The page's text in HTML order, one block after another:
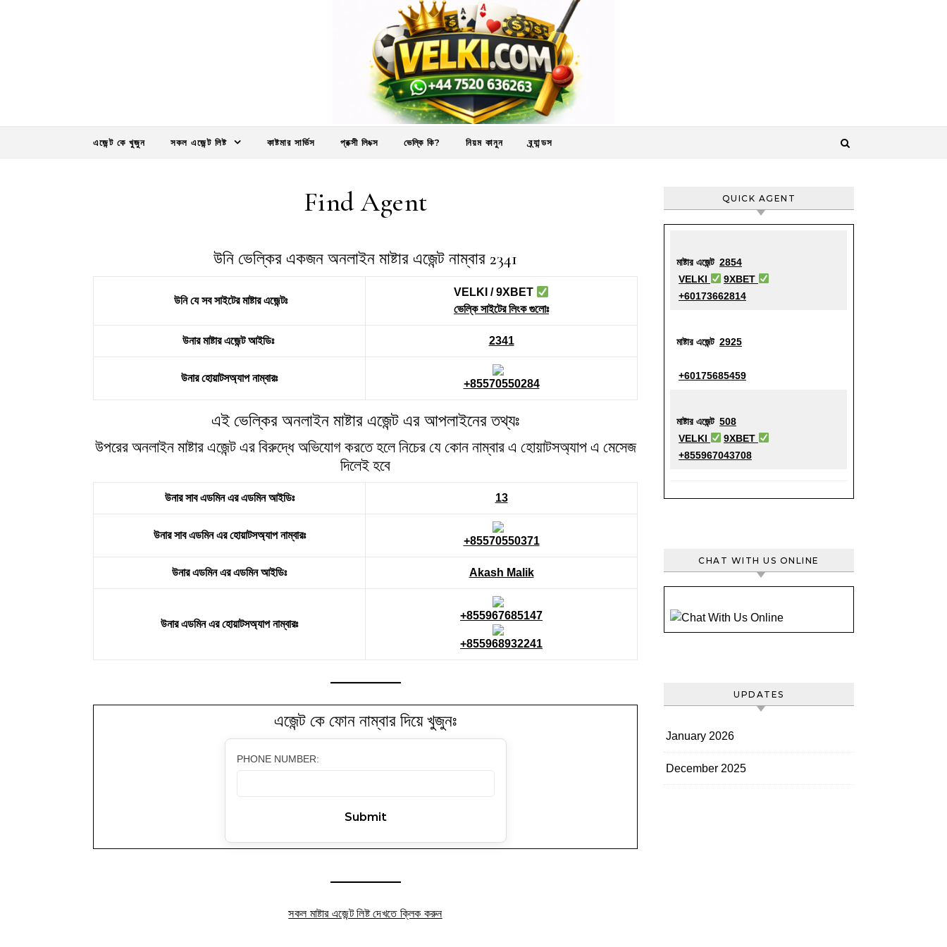
Velki.Com
এজেন্ট কে খুজুন সকল এজেন্ট লিষ্ট কাষ্টমার সার্ভিস প্রক্সী লিংক্স ভেল্কি কি? নিয়ম কানুন ব্র্যান্ডস
Find Agent
উনি ভেল্কির একজন অনলাইন মাষ্টার এজেন্ট নাম্বার 2341
উনি যে সব সাইটের মাষ্টার এজেন্টঃ
VELKI / 9XBET
ভেল্কি সাইটের লিংক গুলোঃ
উনার মাষ্টার এজেন্ট আইডিঃ 2341
উনার হোয়াটসঅ্যাপ নাম্বারঃ +85570550284
এই ভেল্কির অনলাইন মাষ্টার এজেন্ট এর আপলাইনের তথ্যঃ
উপরের অনলাইন মাষ্টার এজেন্ট এর বিরুদ্ধে অভিযোগ করতে হলে নিচের যে কোন নাম্বার এ হোয়াটসঅ্যাপ এ মেসেজ
দিলেই হবে
উনার সাব এডমিন এর এডমিন আইডিঃ 13
উনার সাব এডমিন এর হোয়াটসঅ্যাপ নাম্বারঃ +85570550371
উনার এডমিন এর এডমিন আইডিঃ Akash Malik
উনার এডমিন এর হোয়াটসঅ্যাপ নাম্বারঃ
+855967685147
+855968932241
এজেন্ট কে ফোন নাম্বার দিয়ে খুজুনঃ
PHONE NUMBER:
সকল মাষ্টার এজেন্ট লিষ্ট দেখতে ক্লিক করুন
QUICK AGENT
মাষ্টার এজেন্ট 2854
VELKI
9XBET
+60173662814
মাষ্টার এজেন্ট 2925
+60175685459
মাষ্টার এজেন্ট 508
VELKI
9XBET
+855967043708
CHAT WITH US ONLINE
UPDATES
January 2026
December 2025